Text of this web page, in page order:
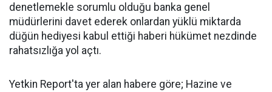
denetlemekle sorumlu olduğu banka genel
müdürlerini davet ederek onlardan yüklü miktarda
düğün hediyesi kabul ettiği haberi hükümet nezdinde
rahatsızlığa yol açtı.
Yetkin Report'ta yer alan habere göre; Hazine ve